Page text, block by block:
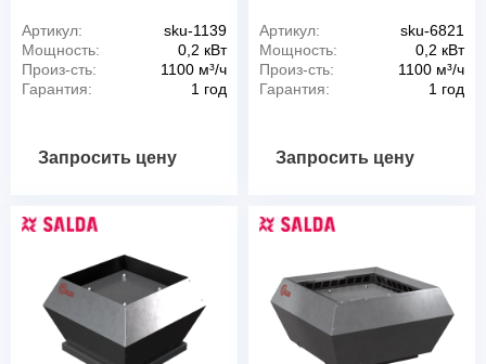
Артикул:
sku-1139
Мощность:
0,2 кВт
Произ-сть:
1100 м³/ч
Гарантия:
1 год
Запросить цену
Артикул:
sku-6821
Мощность:
0,2 кВт
Произ-сть:
1100 м³/ч
Гарантия:
1 год
Запросить цену